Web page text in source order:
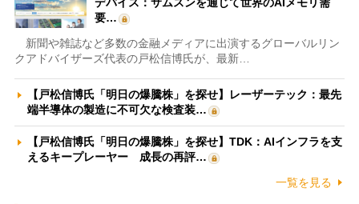
要…
新聞や雑誌など多数の金融メディアに出演するグローバルリン
クアドバイザーズ代表の戸松信博氏が、最新…
【戸松信博氏「明日の爆騰株」を探せ】レーザーテック：最先
端半導体の製造に不可欠な検査装…
【戸松信博氏「明日の爆騰株」を探せ】TDK：AIインフラを支
えるキープレーヤー 成長の再評…
一覧を見る